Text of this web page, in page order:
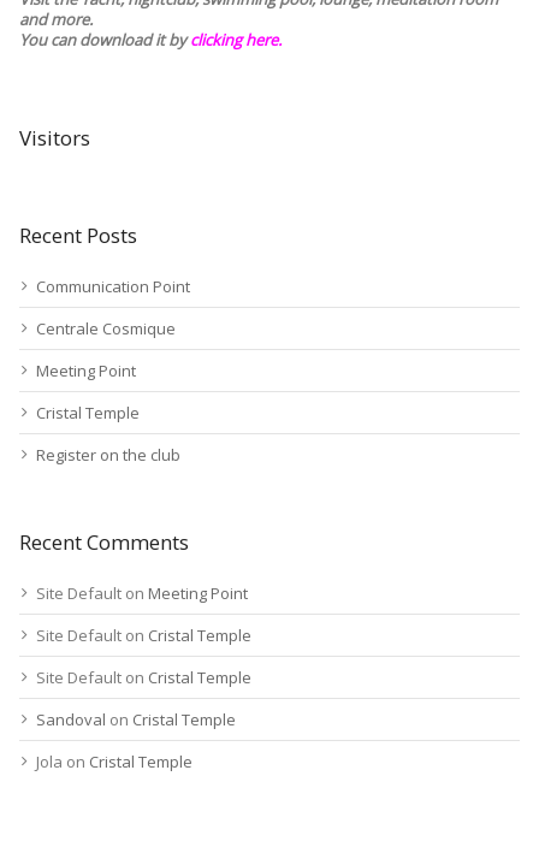
and more.
You can download it byclicking here.
Visitors
Recent Posts
Communication Point
Centrale Cosmique
Meeting Point
Cristal Temple
Register on the club
Recent Comments
Site Default on Meeting Point
Site Default on Cristal Temple
Site Default on Cristal Temple
Sandoval on Cristal Temple
Jola on Cristal Temple